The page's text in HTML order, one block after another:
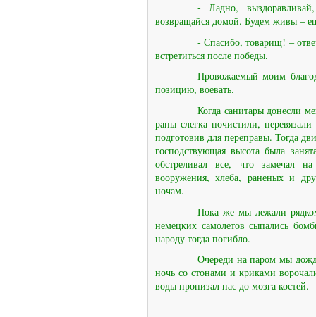
- Ладно,
возвращайся домой. Будем живы –
- Спасибо, товарищ! –
встретиться после победы.
Провожаемый моим
позицию, воевать.
Когда санитары донесли
раны слегка почистили,
подготовив для переправы. Тогда
господствующая высота была
обстреливал все, что замечал
вооружения, хлеба, раненых и
ночам.
Пока же мы лежали
немецких самолетов сыпались
народу тогда погибло.
Очереди на паром мы
ночь со стонами и криками
воды пронизал нас до мозга костей.